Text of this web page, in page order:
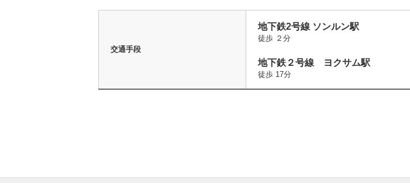
交通手段
地下鉄2号線 ソンルン駅
徒歩 ２分
地下鉄２号線 ヨクサム駅
徒歩 17分